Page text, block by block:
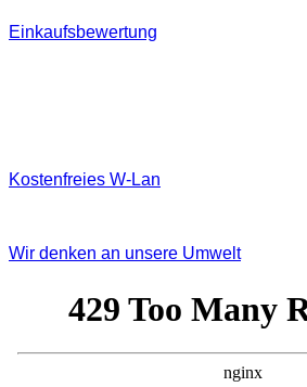
Einkaufsbewertung
Kostenfreies W‐Lan
Wir denken an unsere Umwelt